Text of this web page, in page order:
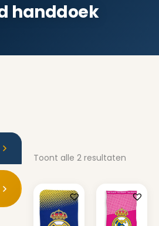
handdoek
Toont alle 2 resultaten